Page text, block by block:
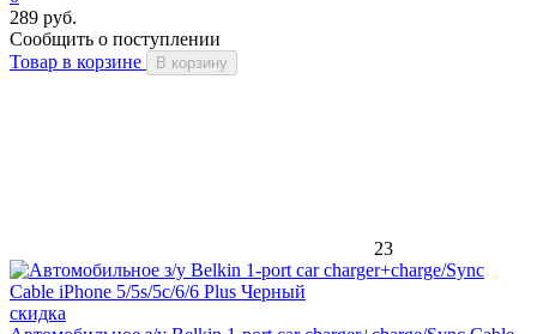
289 руб.
Сообщить о поступлении
Товар в корзине
В корзину
23
скидка